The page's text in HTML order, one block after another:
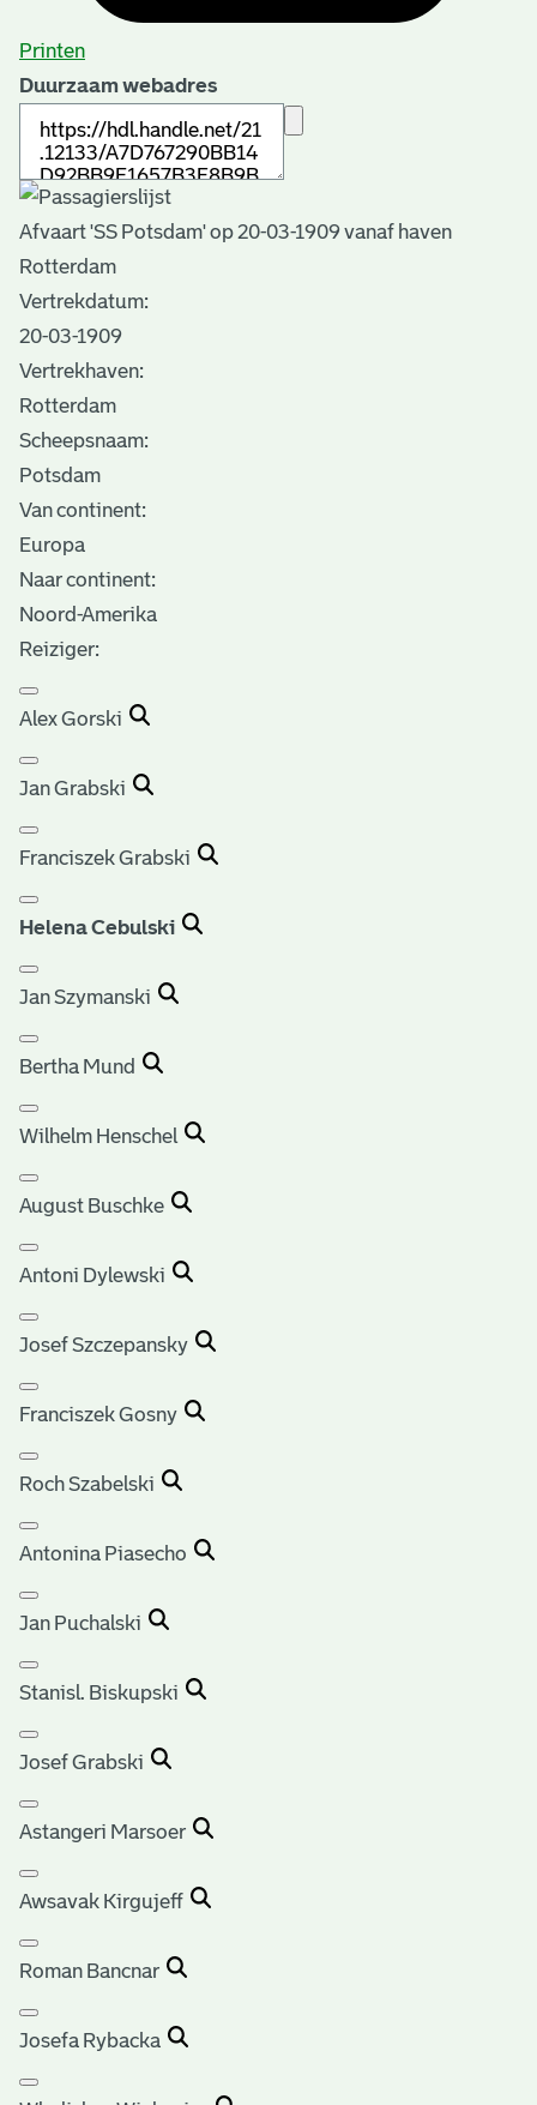
Printen
Duurzaam webadres
Afvaart 'SS Potsdam' op 20-03-1909 vanaf haven
Rotterdam
Vertrekdatum:
20-03-1909
Vertrekhaven:
Rotterdam
Scheepsnaam:
Potsdam
Van continent:
Europa
Naar continent:
Noord-Amerika
Reiziger:
Alex Gorski
Jan Grabski
Franciszek Grabski
Helena Cebulski
Jan Szymanski
Bertha Mund
Wilhelm Henschel
August Buschke
Antoni Dylewski
Josef Szczepansky
Franciszek Gosny
Roch Szabelski
Antonina Piasecho
Jan Puchalski
Stanisl. Biskupski
Josef Grabski
Astangeri Marsoer
Awsavak Kirgujeff
Roman Bancnar
Josefa Rybacka